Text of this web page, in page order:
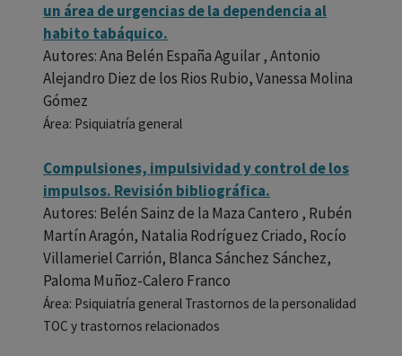
un área de urgencias de la dependencia al
habito tabáquico.
Autores: Ana Belén España Aguilar , Antonio
Alejandro Diez de los Rios Rubio, Vanessa Molina
Gómez
Área: Psiquiatría general
Compulsiones, impulsividad y control de los
impulsos. Revisión bibliográfica.
Autores: Belén Sainz de la Maza Cantero , Rubén
Martín Aragón, Natalia Rodríguez Criado, Rocío
Villameriel Carrión, Blanca Sánchez Sánchez,
Paloma Muñoz-Calero Franco
Área: Psiquiatría general Trastornos de la personalidad
TOC y trastornos relacionados